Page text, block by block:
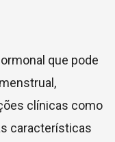
que pode
clínicas como
características